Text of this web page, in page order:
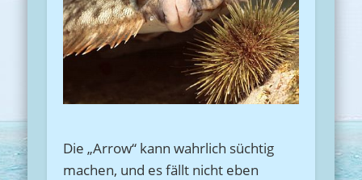
Die „Arrow“ kann wahrlich süchtig
machen, und es fällt nicht eben